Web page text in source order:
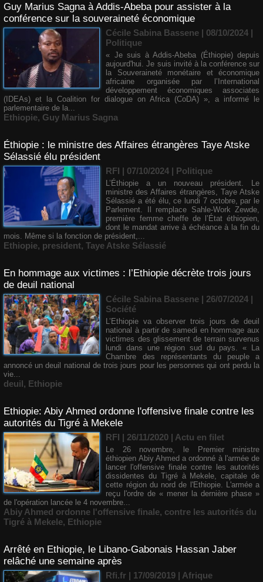
Guy Marius Sagna à Addis-Abeba pour assister à la
conférence sur la souveraineté économique
Cécile Sabina Bassene | 08/10/2024 |
Politique
« Je suis à Addis-Abeba (Éthiopie) depuis
aujourd'hui. Je suis invité à la conférence sur
la Souveraineté monétaire et économique
africaine organisée par l’International
développement économiques associates
(IDEAs) et la Coalition for dialogue on Africa (CoDA) », a informé le
parlementaire de la...
Ethiopie, Guy Marius Sagna
Éthiopie : le ministre des Affaires étrangères Taye Atske
Sélassié élu président
RFI | 07/10/2024 | Politique
L’Éthiopie a un nouveau président. Le
ministre des Affaires étrangères, Taye Atske
Sélassié a été élu, ce lundi 7 octobre, par le
Parlement. Il remplace Sahle-Work Zewde,
première femme cheffe de l’État éthiopien,
dont le mandat arrive à échéance à la fin du
mois. Même si la fonction de président,...
Ethiopie, president, Taye Atske Sélassié
En hommage aux victimes : l’Ethiopie décrète trois jours
de deuil national
Cécile Sabina Bassene | 26/07/2024 |
Société
L’Ethiopie va observer trois jours de deuil
national à partir de samedi en hommage aux
victimes des glissement de terrain survenus
lundi dans une région sud du pays. « La
Chambre des représentants du peuple a
annoncé un deuil national de trois jours pour les personnes qui ont perdu la
vie...
deuil, Ethiopie
Ethiopie: Abiy Ahmed ordonne l'offensive finale contre les
autorités du Tigré à Mekele
RFI | 26/11/2020 | Actu en filet
Le 26 novembre, le Premier ministre
éthiopien Abiy Ahmed a ordonné à l'armée de
lancer l'offensive finale contre les autorités
dissidentes du Tigré à Mekele, capitale de
cette région du nord de l'Ethiopie. L'armée a
reçu l'ordre de « mener la dernière phase »
de l'opération lancée le 4 novembre...
Abiy Ahmed ordonne l'offensive finale, contre les autorités du
Tigré à Mekele, Ethiopie
Arrêté en Ethiopie, le Libano-Gabonais Hassan Jaber
relâché une semaine après
Rfi.fr | 17/09/2019 | Afrique